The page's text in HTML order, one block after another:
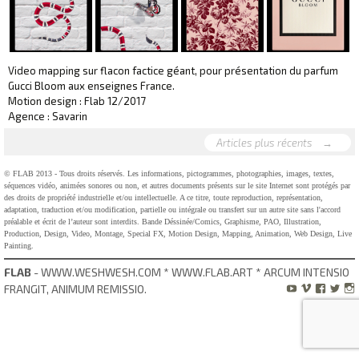
Video mapping sur flacon factice géant, pour présentation du parfum
Gucci Bloom aux enseignes France.
Motion design : Flab 12/2017
Agence : Savarin
Articles plus récents →
© FLAB 2013 - Tous droits réservés. Les informations, pictogrammes, photographies, images, textes,
séquences vidéo, animées sonores ou non, et autres documents présents sur le site Internet sont protégés par
des droits de propriété industrielle et/ou intellectuelle. A ce titre, toute reproduction, représentation,
adaptation, traduction et/ou modification, partielle ou intégrale ou transfert sur un autre site sans l'accord
préalable et écrit de l’auteur sont interdits. Bande Déssinée/Comics, Graphisme, PAO, Illustration,
Production, Design, Video, Montage, Special FX, Motion Design, Mapping, Animation, Web Design, Live
Painting.
FLAB - WWW.WESHWESH.COM * WWW.FLAB.ART * ARCUM INTENSIO
FRANGIT, ANIMUM REMISSIO.
    